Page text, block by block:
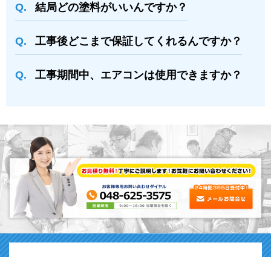
結局どの塗料がいいんですか？
⼯事後どこまで保証してくれるんですか？
⼯事期間中、エアコンは使⽤できますか？